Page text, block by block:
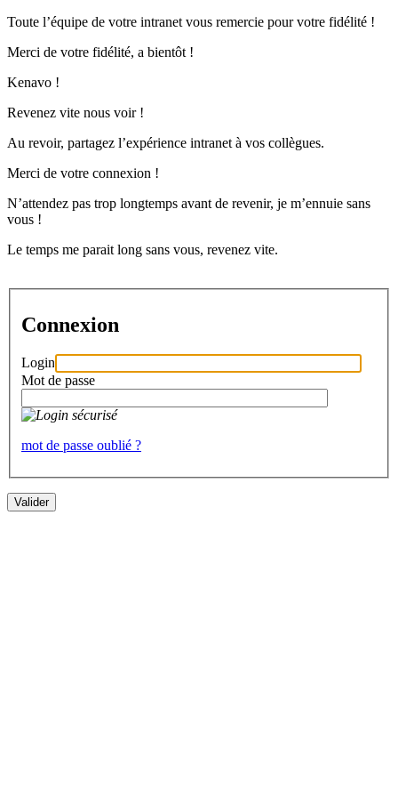
Toute l’équipe de votre intranet vous remercie pour votre fidélité !
Merci de votre fidélité, a bientôt !
Kenavo !
Revenez vite nous voir !
Au revoir, partagez l’expérience intranet à vos collègues.
Merci de votre connexion !
N’attendez pas trop longtemps avant de revenir, je m’ennuie sans
vous !
Le temps me parait long sans vous, revenez vite.
Connexion
Login
Mot de passe
mot de passe oublié ?